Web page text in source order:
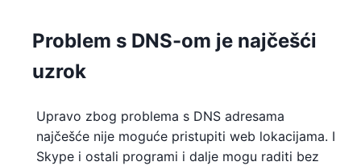
Problem s DNS-om je najčešći
uzrok
Upravo zbog problema s DNS adresama
najčešće nije moguće pristupiti web lokacijama. I
Skype i ostali programi i dalje mogu raditi bez